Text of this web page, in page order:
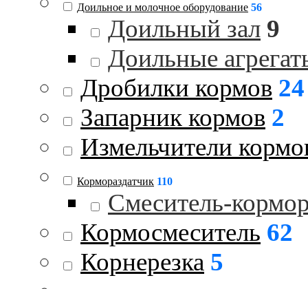
Доильное и молочное оборудование 56
Доильный зал 9
Доильные
Дробилки кормов 24
Запарник кормов 2
Измельчители
Кормораздатчик 110
Смеситель-
Кормосмеситель 62
Корнерезка 5